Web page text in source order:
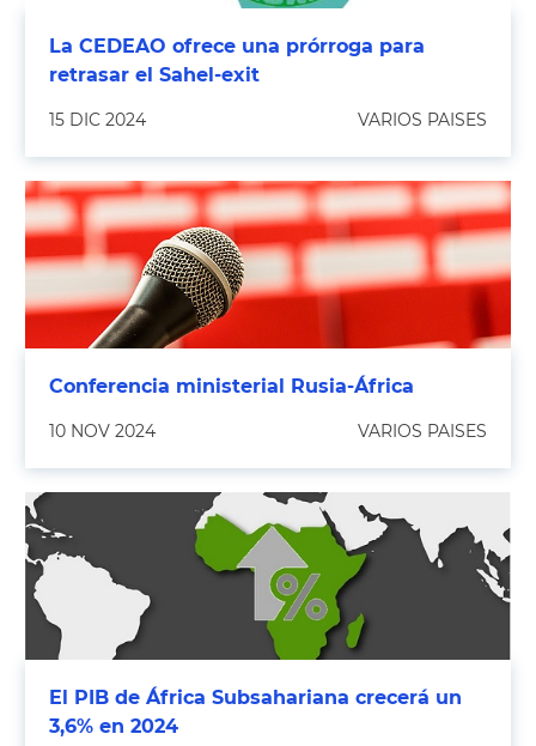
La CEDEAO ofrece una prórroga para
retrasar el Sahel-exit
15 DIC 2024 VARIOS PAISES
Conferencia ministerial Rusia-África
10 NOV 2024 VARIOS PAISES
El PIB de África Subsahariana crecerá un
3,6% en 2024